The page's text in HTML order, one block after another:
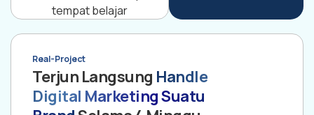
Real-Project
Terjun Langsung Handle
Digital Marketing Suatu